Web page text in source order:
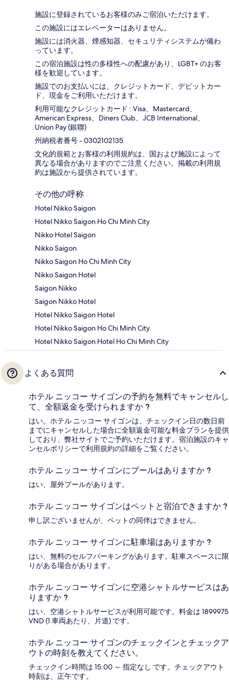
施設に登録されているお客様のみご宿泊いただけます。
この施設にはエレベーターはありません。
施設には消火器、煙感知器、セキュリティシステムが備わ
っています。
この宿泊施設は性の多様性への配慮があり、LGBT+ のお客
様を歓迎しています。
施設でのお支払いには、クレジットカード、デビットカー
ド、現金をご利用いただけます。
利用可能なクレジットカード : Visa、Mastercard、
American Express、Diners Club、JCB International、
Union Pay (銀聯)
州納税者番号 - 0302102135
文化的規範とお客様の利用規約は、国および施設によって
異なる場合がありますのでご注意ください。掲載の利用規
約は施設から提供されています。
その他の呼称
Hotel Nikko Saigon
Hotel Nikko Saigon Ho Chi Minh City
Nikko Hotel Saigon
Nikko Saigon
Nikko Saigon Ho Chi Minh City
Nikko Saigon Hotel
Saigon Nikko
Saigon Nikko Hotel
Hotel Nikko Saigon Hotel
Hotel Nikko Saigon Ho Chi Minh City
Hotel Nikko Saigon Hotel Ho Chi Minh City
よくある質問
ホテル ニッコー サイゴンの予約を無料でキャンセルし
て、全額返金を受けられますか ?
はい。ホテル ニッコー サイゴンは、チェックイン日の数日前
までにキャンセルした場合に全額返金可能な料金プランを提供
しており、弊社サイトでご予約いただけます。宿泊施設のキャ
ンセルポリシーで利用規約の詳細をご覧ください。
ホテル ニッコー サイゴンにプールはありますか ?
はい、屋外プールがあります。
ホテル ニッコー サイゴンはペットと宿泊できますか ?
申し訳ございませんが、ペットの同伴はできません。
ホテル ニッコー サイゴンに駐車場はありますか ?
はい、無料のセルフパーキングがあります。駐車スペースに限
りがある場合があります。
ホテル ニッコー サイゴンに空港シャトルサービスはあ
りますか ?
はい、空港シャトルサービスが利用可能です。料金は 1899975
VND (1 車両あたり、片道) です。
ホテル ニッコー サイゴンのチェックインとチェックア
ウトの時刻を教えてください。
チェックイン時間は 15:00 ～ 指定なし です。チェックアウト
時刻は、正午です。